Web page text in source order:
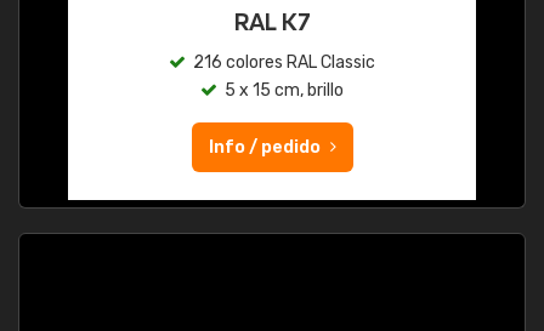
RAL K7
216 colores RAL Classic
5 x 15 cm, brillo
Info / pedido